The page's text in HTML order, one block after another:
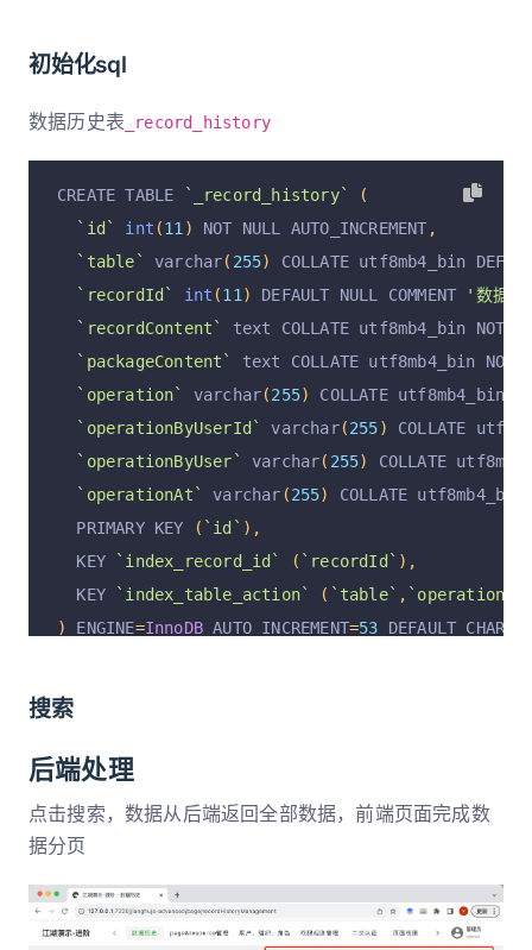
初始化sql
数据历史表 _record_history
CREATE TABLE `_record_history`
(
`id`
int (11 ) NOT NULL AUTO_INCREMENT ,
`table`
varchar( 255)
COLLATE utf8mb4_bin
`recordId`
int (11 ) DEFAULT NULL COMMENT
'数据
`recordContent`
text COLLATE utf8mb4_bin NOT
`packageContent`
text COLLATE utf8mb4_bin NOT
`operation`
varchar(255)
COLLATE utf8mb4_bin
`operationByUserId`
varchar(255)
COLLATE
`operationByUser`
varchar( 255)
COLLATE
`operationAt`
varchar (255)
COLLATE utf8mb4_bin
  PRIMARY KEY
( `id` ),
  KEY
`index_record_id` ( `recordId` ),
  KEY
`index_table_action` ( `table` , `operation`
)
ENGINE=InnoDB AUTO_INCREMENT=53 DEFAULT
搜索
后端处理
点击搜索，数据从后端返回全部数据，前端页面完成数
据分页